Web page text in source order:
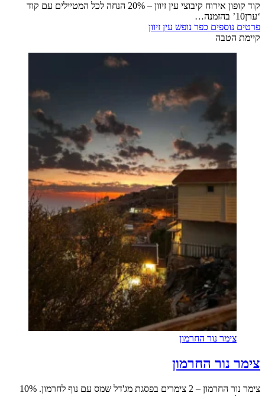
קוד קופון אירוח קיבוצי עין זיוון – 20% הנחה לכל המטיילים עם קוד
‘ערן10’ בהזמנה…
פרטים נוספים כפר נופש עין זיוון
קיימת הטבה
צימר נור החרמון
צימר נור החרמון
צימר נור החרמון – 2 צימרים בפסגת מג'דל שמס עם נוף לחרמון. 10%